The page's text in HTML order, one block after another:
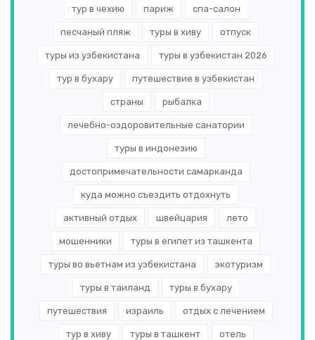
тур в чехию париж спа-салон
песчаный пляж туры в хиву отпуск
туры из узбекистана туры в узбекистан 2026
тур в бухару путешествие в узбекистан
страны рыбалка
лечебно-оздоровительные санатории
туры в индонезию
достопримечательности самарканда
куда можно съездить отдохнуть
активный отдых швейцария лето
мошенники туры в египет из ташкента
туры во вьетнам из узбекистана экотуризм
туры в таиланд туры в бухару
путешествия израиль отдых с лечением
тур в хиву туры в ташкент отель